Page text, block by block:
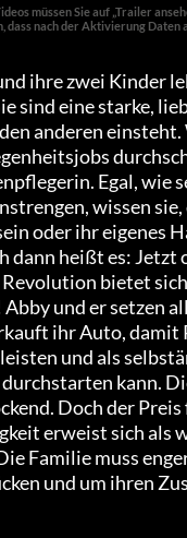
müssen Sie auf „Trailer
dass nach der Aktivierung Daten
ihre zwei Kinder
sind eine starke,
anderen
Egal, wie
wissen sie,
oder ihr eigenes
dann heißt es: Jetzt
bietet
und er setzen
ihr Auto, damit
und als
kann.
Doch der Preis
erweist sich als
Familie muss
und um ihren